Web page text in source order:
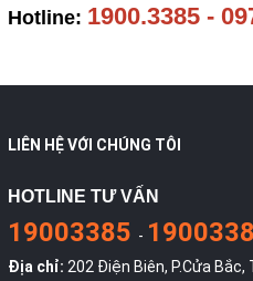
Hotline: 1900.3385 -
LIÊN HỆ VỚI CHÚNG TÔI
HOTLINE TƯ VẤN
19003385 -
Địa chỉ: 202 Điện Biên, P.Cửa Bắc,